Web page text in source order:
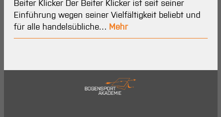
Beiter Klicker Der Beiter Klicker ist seit seiner
Einführung wegen seiner Vielfältigkeit beliebt und
für alle handelsübliche… Mehr